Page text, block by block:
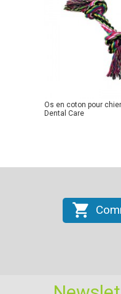
Os en coton pour
Dental Care
shopping_cart